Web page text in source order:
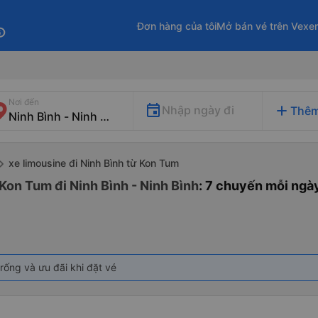
Đơn hàng của tôiMở bán vé trên
Nơi đến
Nhập ngày đi add
xe limousine đi Ninh Bình từ Kon Tum
Tum đi Ninh Bình - Ninh Bình: 7 chuyến mỗi
và ưu đãi khi đặt vé